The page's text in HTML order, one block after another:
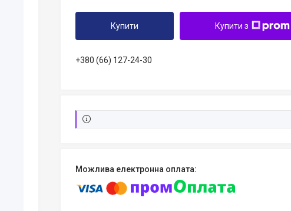
Купити Купити з
+380 (66) 127-24-30